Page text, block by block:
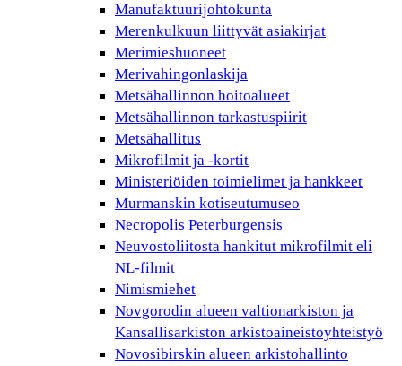
Manufaktuurijohtokunta
Merenkulkuun liittyvät asiakirjat
Merimieshuoneet
Merivahingonlaskija
Metsähallinnon hoitoalueet
Metsähallinnon tarkastuspiirit
Metsähallitus
Mikrofilmit ja -kortit
Ministeriöiden toimielimet ja hankkeet
Murmanskin kotiseutumuseo
Necropolis Peterburgensis
Neuvostoliitosta hankitut mikrofilmit eli
NL-filmit
Nimismiehet
Novgorodin alueen valtionarkiston ja
Kansallisarkiston arkistoaineistoyhteistyö
Novosibirskin alueen arkistohallinto